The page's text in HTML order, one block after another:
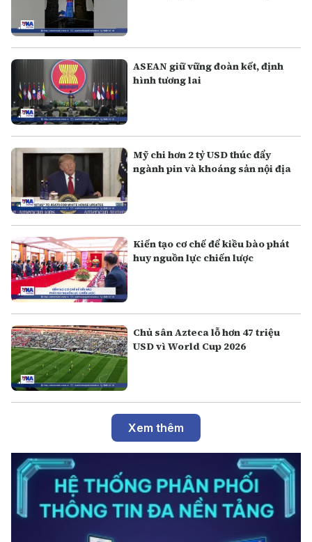
ASEAN giữ vững đoàn kết, định
hình tương lai
Mỹ chi hơn 2 tỷ USD thúc đẩy
ngành pin và khoáng sản nội địa
Kiến tạo cơ chế để kiều bào phát
huy nguồn lực chiến lược
Chủ sân Azteca lỗ hơn 47 triệu
USD vì World Cup 2026
Xem thêm